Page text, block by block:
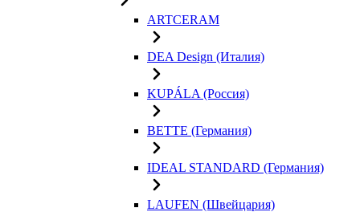
ARTCERAM
DEA Design (Италия)
KUPÁLA (Россия)
BETTE (Германия)
IDEAL STANDARD (Германия)
LAUFEN (Швейцария)